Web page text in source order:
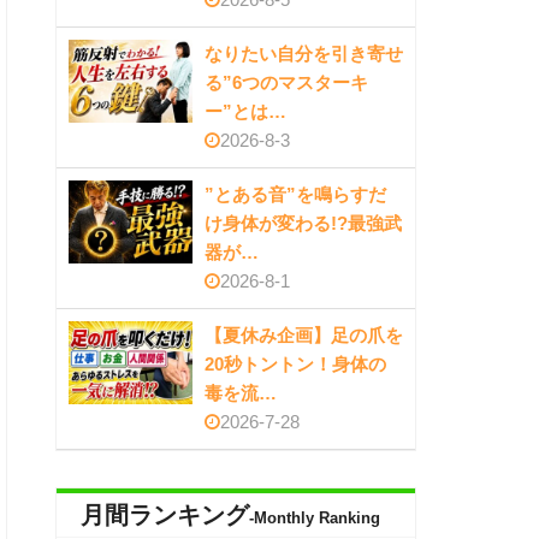
なりたい自分を引き寄せ
る”6つのマスターキ
ー”とは…
2026-8-3
”とある音”を鳴らすだ
け身体が変わる!?最強武
器が…
2026-8-1
【夏休み企画】足の爪を
20秒トントン！身体の
毒を流…
2026-7-28
月間ランキング-Monthly Ranking